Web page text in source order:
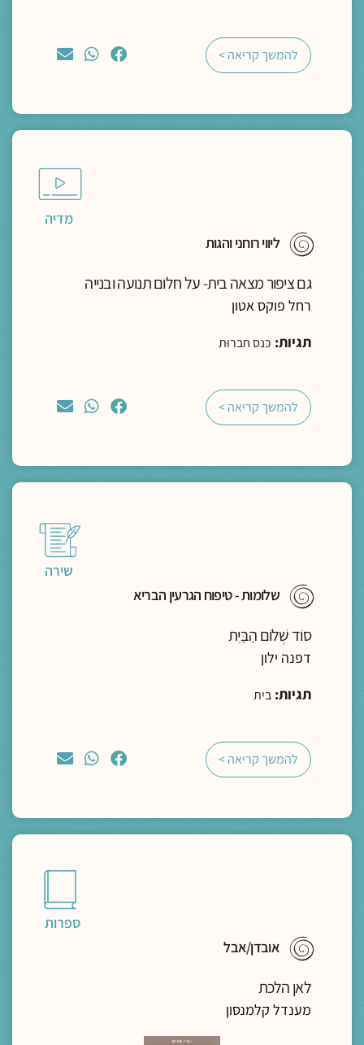
להמשך קריאה >
מדיה
ליווי רוחני והגות
גם ציפור מצאה בית- על חלום תנועה ובנייה
רחל פוקס אטון
תגיות: כנס חברוּת
להמשך קריאה >
שירה
שלומוּת - טיפוח הגרעין הבריא
סוֹד שְׁלוֹם הַבַּיִת
דפנה ילון
תגיות: בית
להמשך קריאה >
ספרות
אובדן/אבל
לאן הלכת
מענדל קלמנסון